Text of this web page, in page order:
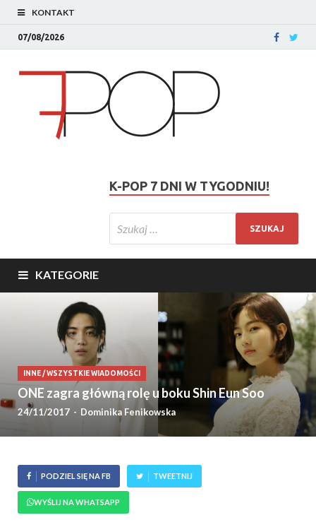
KONTAKT
07/08/2026
K-POP 7 DNI W TYGODNIU!
KATEGORIE
INNE/WSZYSTKIE WIADOMOŚCI
ONE zagra główną rolę u boku Shin Eun Soo
24/11/2017 - Dominika Fenikowska
PODZIEL SIĘ NA FB TWEETNIJ
WYŚLIJ NA WHATSAPP